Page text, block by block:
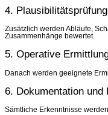
4. Plausibilitätsprüfung
Zusätzlich werden Abläufe,
Zusammenhänge bewertet.
5. Operative
Danach werden geeignete
6. Dokumentation und
Sämtliche Erkenntnisse